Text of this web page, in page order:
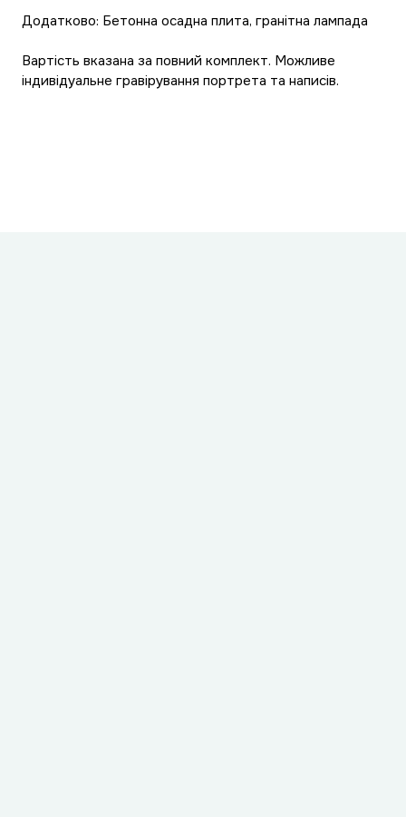
Додатково: Бетонна осадна плита, гранітна лампада
Вартість вказана за повний комплект. Можливе
індивідуальне гравірування портрета та написів.